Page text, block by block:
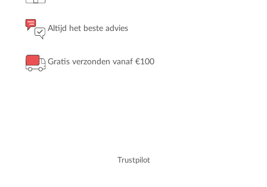
Altijd het beste advies
Gratis verzonden vanaf €100
Trustpilot